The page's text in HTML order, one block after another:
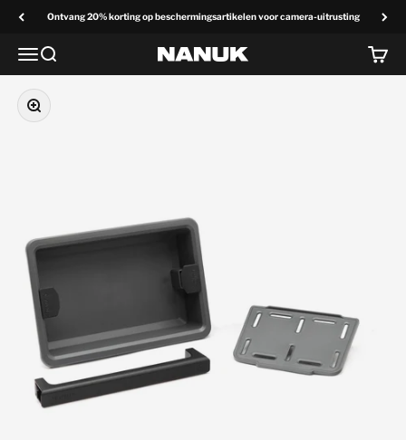
Ontvang 20% korting op beschermingsartikelen voor camera-uitrusting
MenuZoek op NANUK Europa
Zoom